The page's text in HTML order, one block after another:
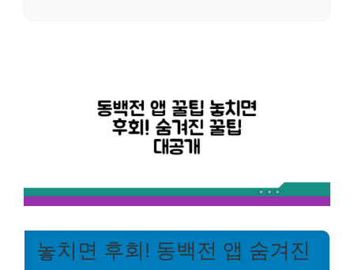
놓치면 후회! 동백전 앱 숨겨진